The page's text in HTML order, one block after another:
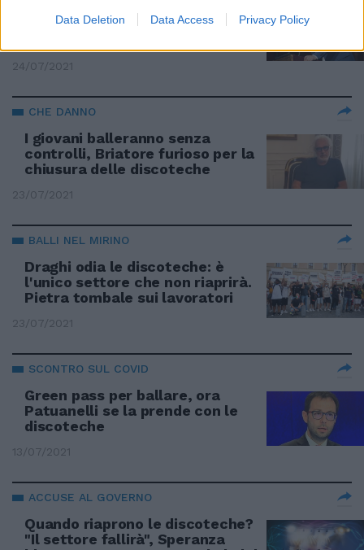
Data Deletion Data Access Privacy Policy
Razzismo su giovani e
discoteche. Salvini spara a zero
24/07/2021
CHE DANNO
I giovani balleranno senza
controlli, Briatore furioso per la
chiusura delle discoteche
23/07/2021
BALLI NEL MIRINO
Draghi odia le discoteche: è
l'unico settore che non riaprirà.
Pietra tombale sui lavoratori
23/07/2021
SCONTRO SUL COVID
Green pass per ballare, ora
Patuanelli se la prende con le
discoteche
13/07/2021
ACCUSE AL GOVERNO
Quando riaprono le discoteche?
"Il settore fallirà", Speranza